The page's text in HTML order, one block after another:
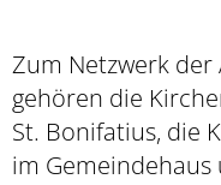
Zum Netzwerk
gehören die
St. Bonifatius, die
im